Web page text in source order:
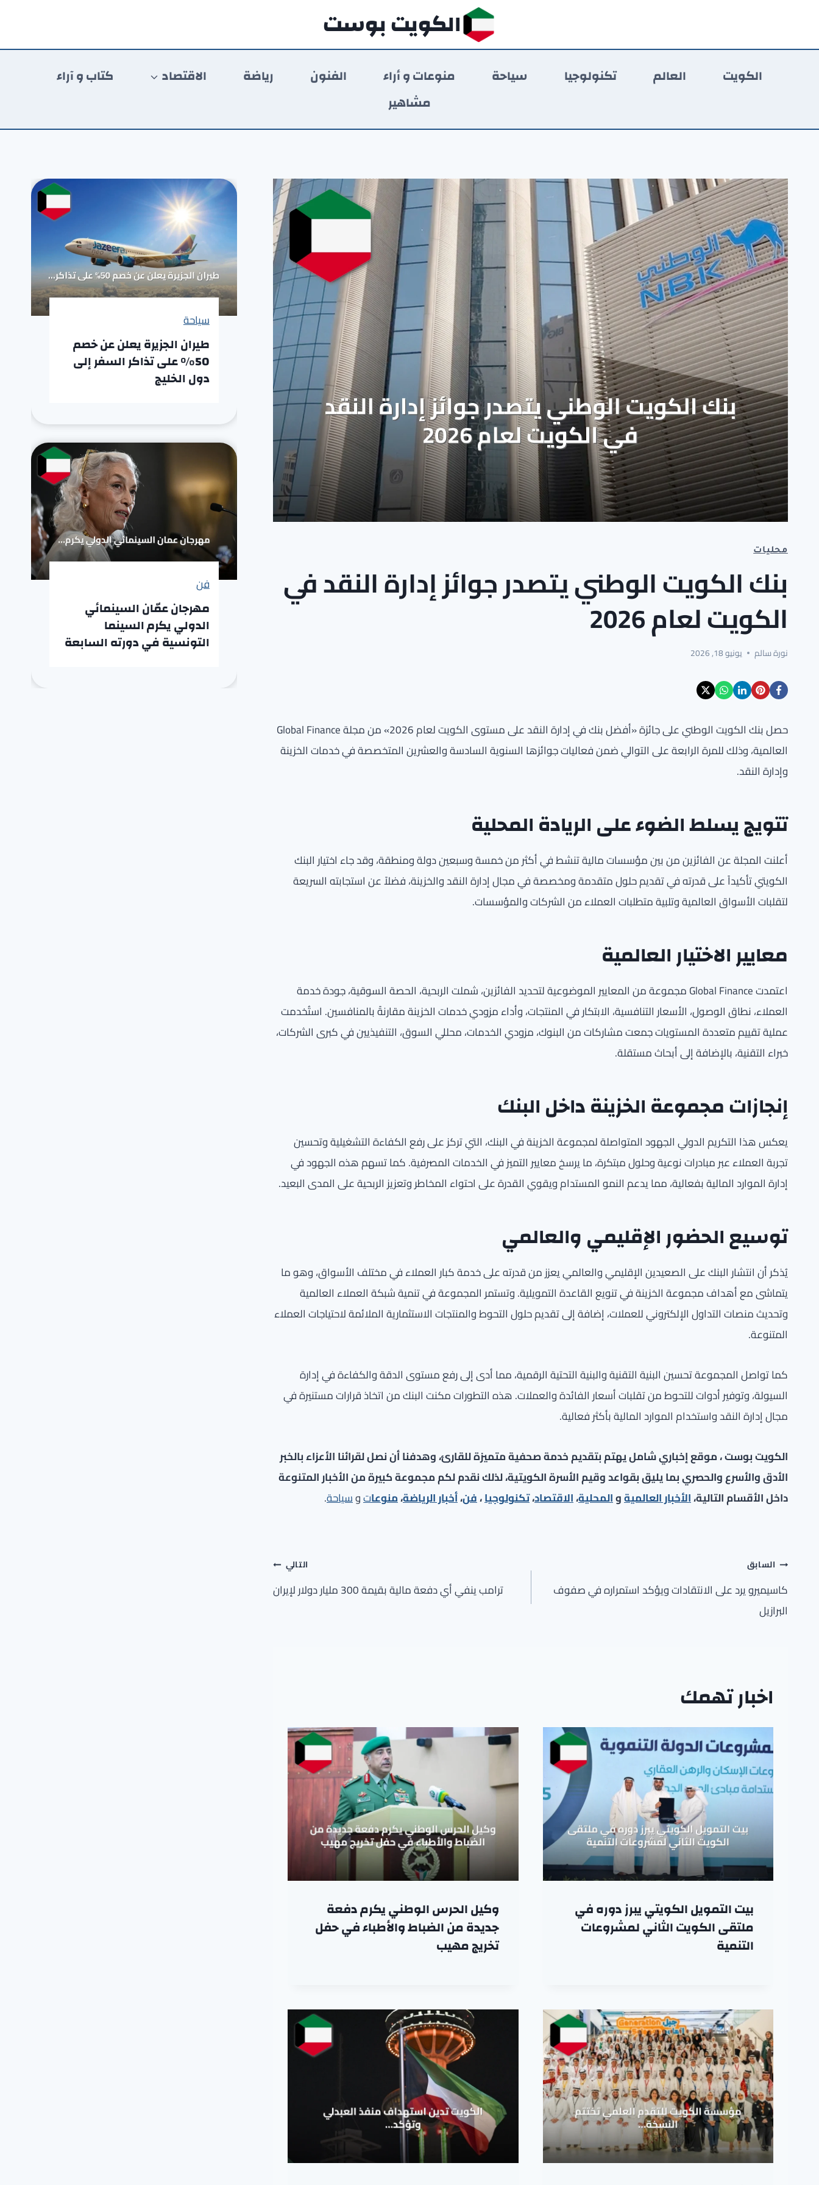
المحتوى
الكويت بوست
الكويت العالم تكنولوجيا سياحة منوعات و أراء الفنون رياضة الاقتصاد
كتاب و آراء
مشاهير
محليات
بنك الكويت الوطني يتصدر جوائز إدارة النقد في
الكويت لعام 2026
نورة سالم يونيو 18, 2026
حصل بنك الكويت الوطني على جائزة «أفضل بنك في إدارة النقد على مستوى الكويت لعام 2026» من مجلة Global Finance
العالمية، وذلك للمرة الرابعة على التوالي ضمن فعاليات جوائزها السنوية السادسة والعشرين المتخصصة في خدمات الخزينة
وإدارة النقد.
تتويج يسلط الضوء على الريادة المحلية
أعلنت المجلة عن الفائزين من بين مؤسسات مالية تنشط في أكثر من خمسة وسبعين دولة ومنطقة، وقد جاء اختيار البنك
الكويتي تأكيداً على قدرته في تقديم حلول متقدمة ومخصصة في مجال إدارة النقد والخزينة، فضلاً عن استجابته السريعة
لتقلبات الأسواق العالمية وتلبية متطلبات العملاء من الشركات والمؤسسات.
معايير الاختيار العالمية
اعتمدت Global Finance مجموعة من المعايير الموضوعية لتحديد الفائزين، شملت الربحية، الحصة السوقية، جودة خدمة
العملاء، نطاق الوصول، الأسعار التنافسية، الابتكار في المنتجات، وأداء مزودي خدمات الخزينة مقارنةً بالمنافسين. استُخدمت
عملية تقييم متعددة المستويات جمعت مشاركات من البنوك، مزودي الخدمات، محللي السوق، التنفيذيين في كبرى الشركات،
خبراء التقنية، بالإضافة إلى أبحاث مستقلة.
إنجازات مجموعة الخزينة داخل البنك
يعكس هذا التكريم الدولي الجهود المتواصلة لمجموعة الخزينة في البنك، التي تركز على رفع الكفاءة التشغيلية وتحسين
تجربة العملاء عبر مبادرات نوعية وحلول مبتكرة، ما يرسخ معايير التميز في الخدمات المصرفية. كما تسهم هذه الجهود في
إدارة الموارد المالية بفعالية، مما يدعم النمو المستدام ويقوي القدرة على احتواء المخاطر وتعزيز الربحية على المدى البعيد.
توسيع الحضور الإقليمي والعالمي
يُذكر أن انتشار البنك على الصعيدين الإقليمي والعالمي يعزز من قدرته على خدمة كبار العملاء في مختلف الأسواق، وهو ما
يتماشى مع أهداف مجموعة الخزينة في تنويع القاعدة التمويلية. وتستمر المجموعة في تنمية شبكة العملاء العالمية
وتحديث منصات التداول الإلكتروني للعملات، إضافة إلى تقديم حلول التحوط والمنتجات الاستثمارية الملائمة لاحتياجات العملاء
المتنوعة.
كما تواصل المجموعة تحسين البنية التقنية والبنية التحتية الرقمية، مما أدى إلى رفع مستوى الدقة والكفاءة في إدارة
السيولة، وتوفير أدوات للتحوط من تقلبات أسعار الفائدة والعملات. هذه التطورات مكنت البنك من اتخاذ قرارات مستنيرة في
مجال إدارة النقد واستخدام الموارد المالية بأكثر فعالية.
الكويت بوست ، موقع إخباري شامل يهتم بتقديم خدمة صحفية متميزة للقارئ، وهدفنا أن نصل لقرائنا الأعزاء بالخبر
الأدق والأسرع والحصري بما يليق بقواعد وقيم الأسرة الكويتية، لذلك نقدم لكم مجموعة كبيرة من الأخبار المتنوعة
داخل الأقسام التالية،الأخبار العالميةوالمحلية،الاقتصاد،تكنولوجيا،فن،أخبار الرياضة،منوعاتوسياحة.
تصفّح
المقالات
السابق
كاسيميرو يرد على الانتقادات ويؤكد استمراره في صفوف
البرازيل
التالي
ترامب ينفي أي دفعة مالية بقيمة 300 مليار دولار لإيران
اخبار تهمك
بيت التمويل الكويتي يبرز دوره في
ملتقى الكويت الثاني لمشروعات
التنمية
وكيل الحرس الوطني يكرم دفعة
جديدة من الضباط والأطباء في حفل
تخريج مهيب
سياحة
طيران الجزيرة يعلن عن خصم
50% على تذاكر السفر إلى
دول الخليج
فن
مهرجان عمّان السينمائي
الدولي يكرم السينما
التونسية في دورته السابعة